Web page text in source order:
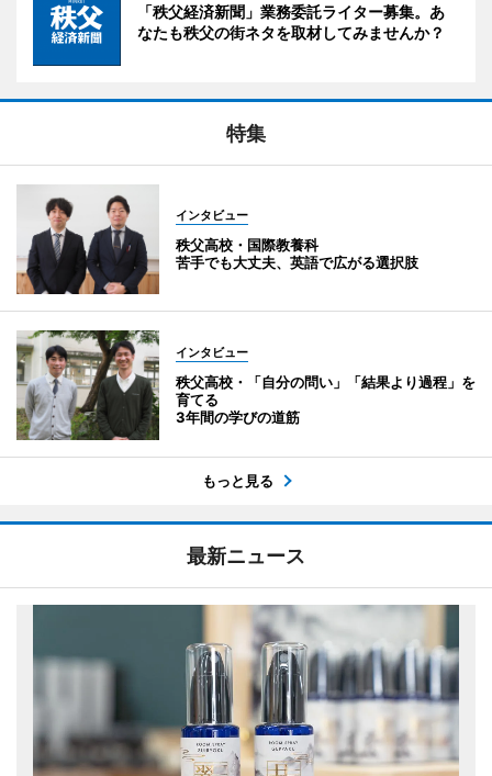
「秩父経済新聞」業務委託ライター募集。あ
なたも秩父の街ネタを取材してみませんか？
特集
インタビュー
秩父高校・国際教養科
苦手でも大丈夫、英語で広がる選択肢
インタビュー
秩父高校・「自分の問い」「結果より過程」を
育てる
3年間の学びの道筋
もっと見る
最新ニュース